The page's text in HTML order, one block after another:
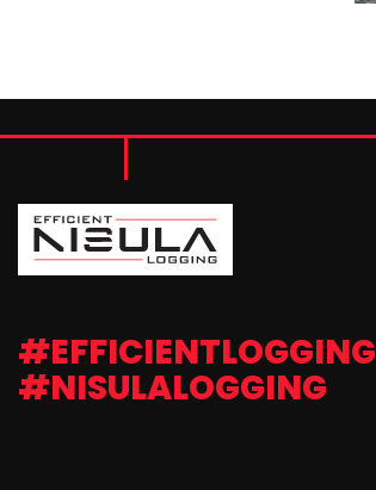
#EFFICIENTLOGGING
#NISULALOGGING